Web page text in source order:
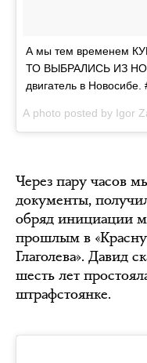
А мы тем временем
ТО ВЫБРАЛИСЬ ИЗ
двигатель в Новосибе.
A photo posted by Igor
Через пару часов
документы,
обряд инициации
прошлым в
Глаголева». Давид
шесть лет
штрафстоянке.